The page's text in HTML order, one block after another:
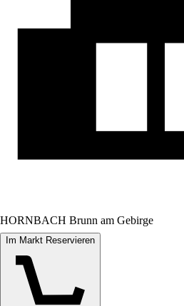
HORNBACH Brunn am Gebirge
Im Markt Reservieren